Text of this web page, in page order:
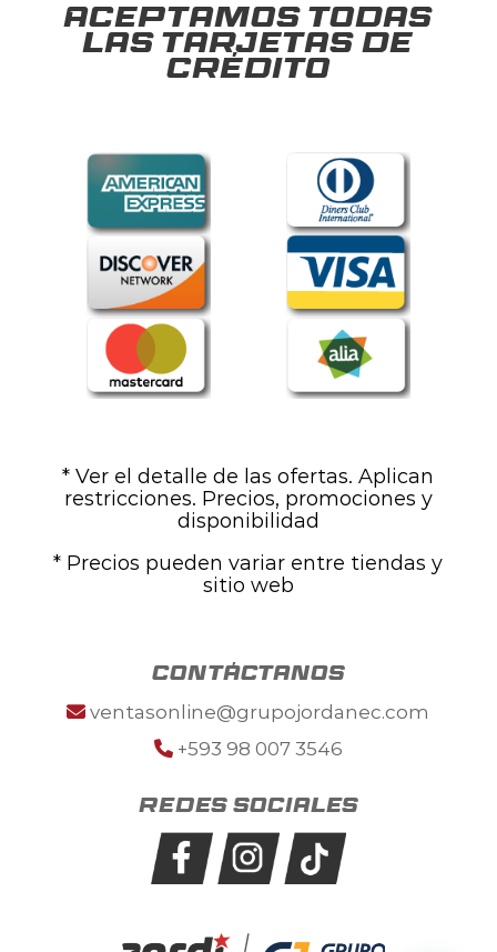
Aceptamos todas
las tarjetas de
crédito
* Ver el detalle de las ofertas. Aplican
restricciones. Precios, promociones y
disponibilidad
* Precios pueden variar entre tiendas y
sitio web
contáctanos
ventasonline@grupojordanec.com
+593 98 007 3546
Redes sociales